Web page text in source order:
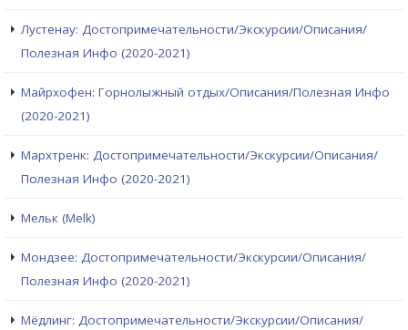
Лустенау: Достопримечательности/Экскурсии/Описания/
Полезная Инфо (2020-2021)
Майрхофен: Горнолыжный отдых/Описания/Полезная Инфо
(2020-2021)
Мархтренк: Достопримечательности/Экскурсии/Описания/
Полезная Инфо (2020-2021)
Мельк (Melk)
Мондзее: Достопримечательности/Экскурсии/Описания/
Полезная Инфо (2020-2021)
Мёдлинг: Достопримечательности/Экскурсии/Описания/